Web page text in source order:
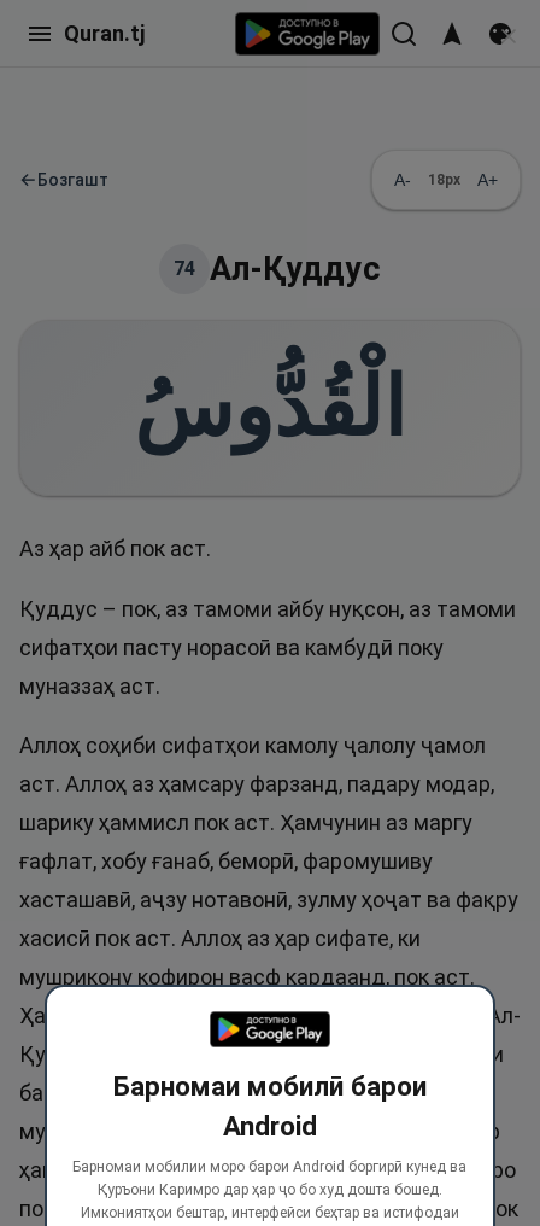
Quran.tj
←Бозгашт A- 18px A+
74 Ал-Қуддус
الْقُدُّوسُ
Аз ҳар айб пок аст.
Қуддус – пок, аз тамоми айбу нуқсон, аз тамоми
сифатҳои пасту норасоӣ ва камбудӣ поку
муназзаҳ аст.
Аллоҳ соҳиби сифатҳои камолу ҷалолу ҷамол
аст. Аллоҳ аз ҳамсару фарзанд, падару модар,
шарику ҳаммисл пок аст. Ҳамчунин аз маргу
ғафлат, хобу ғанаб, беморӣ, фаромушиву
хасташавӣ, аҷзу нотавонӣ, зулму ҳоҷат ва фақру
хасисӣ пок аст. Аллоҳ аз ҳар сифате, ки
мушрикону кофирон васф кардаанд, пок аст.
Ҳамроҳи Ӯ дигар худои барҳақ нест. Инчунин Ал-
Қуддус ба маънои муборак меояд, яъне соҳиби
барака. Масҷиди Қудс ба маънои масҷиди
муборак меояд. Ба Аллоҳи Қуддус ҳамеша дар
ҳама ҳолат гумони нек кунед. Аллоҳ таоло худро
пок шуморид ва бандагонро амр кард, ки Ӯро пок
Барномаи мобилӣ барои
Android
Барномаи мобилии моро барои Android боргирӣ кунед ва
Қуръони Каримро дар ҳар ҷо бо худ дошта бошед.
Имкониятҳои бештар, интерфейси беҳтар ва истифодаи